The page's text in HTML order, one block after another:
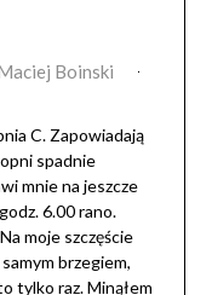
Boinski
C. Zapowiadają
spadnie
mnie na jeszcze
6.00 rano.
moje szczęście
brzegiem,
tylko raz. Minąłem